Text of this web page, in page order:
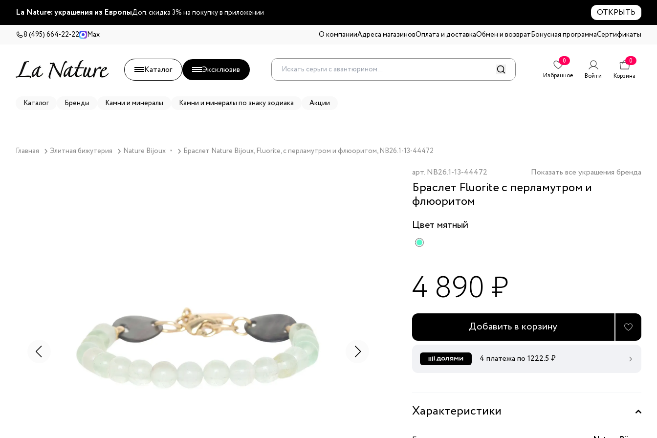
La Nature: украшения из ЕвропыДоп. скидка 3% на покупку в приложении ОТКРЫТЬ
8 (495) 664-22-22 Max О компанииАдреса магазиновОплата и доставкаОбмен и возвратБонусная программаСертификаты
Каталог Эксклюзив
0
Избранное
Войти
0
Корзина
Каталог Бренды Камни и минералы Камни и минералы по знаку зодиака Акции
Главная Элитная бижутерия Nature Bijoux ▼ Браслет Nature Bijoux, Fluorite, с перламутром и флюоритом, NB26.1-13-44472
арт. NB26.1-13-44472 Показать все украшения бренда
Браслет Fluorite с перламутром и
флюоритом
Цвет мятный
4 890 ₽
Добавить в корзину
4 платежа по 1222.5 ₽
Характеристики